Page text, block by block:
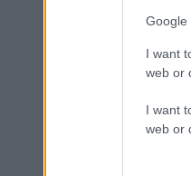
Google
I want
web or
I want
web or